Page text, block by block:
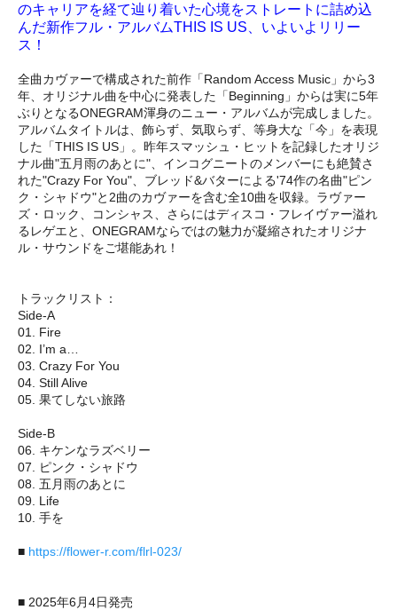
のキャリアを経て辿り着いた心境をストレートに詰め込
んだ新作フル・アルバムTHIS IS US、いよいよリリー
ス！
全曲カヴァーで構成された前作「Random Access Music」から3
年、オリジナル曲を中心に発表した「Beginning」からは実に5年
ぶりとなるONEGRAM渾身のニュー・アルバムが完成しました。
アルバムタイトルは、飾らず、気取らず、等身大な「今」を表現
した「THIS IS US」。昨年スマッシュ・ヒットを記録したオリジ
ナル曲"五月雨のあとに"、インコグニートのメンバーにも絶賛さ
れた"Crazy For You"、ブレッド&バターによる'74作の名曲"ピン
ク・シャドウ"と2曲のカヴァーを含む全10曲を収録。ラヴァー
ズ・ロック、コンシャス、さらにはディスコ・フレイヴァー溢れ
るレゲエと、ONEGRAMならではの魅力が凝縮されたオリジナ
ル・サウンドをご堪能あれ！
トラックリスト：
Side-A
01. Fire
02. I’m a…
03. Crazy For You
04. Still Alive
05. 果てしない旅路
Side-B
06. キケンなラズベリー
07. ピンク・シャドウ
08. 五月雨のあとに
09. Life
10. 手を
■ https://flower-r.com/flrl-023/
■ 2025年6月4日発売